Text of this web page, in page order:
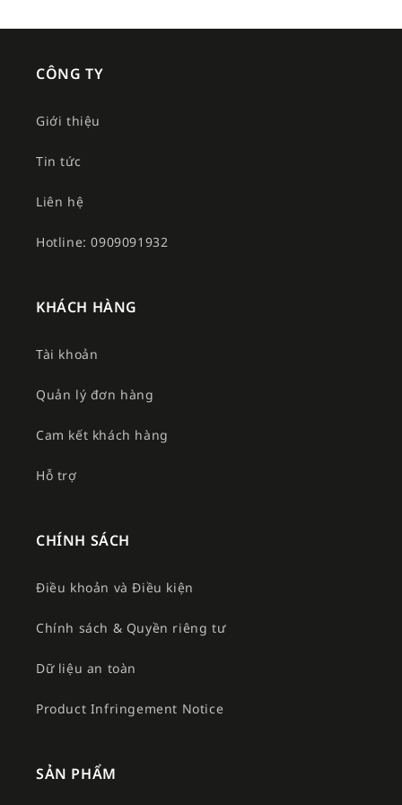
CÔNG TY
Giới thiệu
Tin tức
Liên hệ
Hotline: 0909091932
KHÁCH HÀNG
Tài khoản
Quản lý đơn hàng
Cam kết khách hàng
Hỗ trợ
CHÍNH SÁCH
Điều khoản và Điều kiện
Chính sách & Quyền riêng tư
Dữ liệu an toàn
Product Infringement Notice
SẢN PHẨM